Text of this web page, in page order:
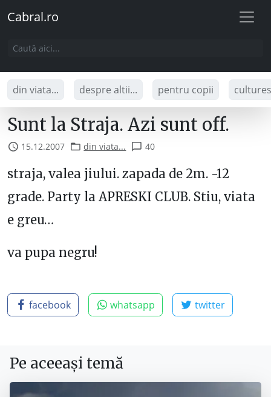
Cabral.ro
din viata... despre altii... pentru copii
Sunt la Straja. Azi sunt off.
15.12.2007 din viata... 40
straja, valea jiului. zapada de 2m. -12
grade. Party la APRESKI CLUB. Stiu, viata
e greu…
va pupa negru!
facebook whatsapp twitter
Pe aceeași temă